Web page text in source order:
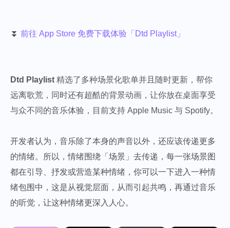
⏬ 前往 App Store 免费下载体验「Dtd Playlist」
Dtd Playlist 精选了多种场景化歌单并且随时更新，帮你
远离歌荒，同时还有超酷的背景动画，让你放在桌面享受
与众不同的音乐体验，目前支持 Apple Music 与 Spotify。
开发者认为，音乐除了本身的声音以外，还应该传递更多
的情绪。所以，情绪围绕「场景」去传递，每一张场景图
都在引导、抒发或营造某种情绪，你可以一下进入一种情
绪包围中，这是从视觉层面，从而引起共鸣，再通过音乐
的听觉，让这种情绪更深入人心。